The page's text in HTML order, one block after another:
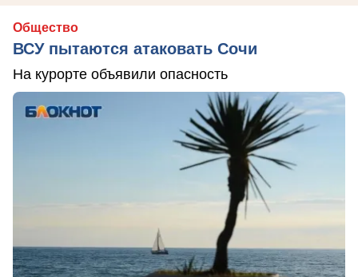
Общество
ВСУ пытаются атаковать Сочи
На курорте объявили опасность